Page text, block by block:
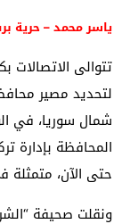
ياسر محمد – حرية
تتوالى الاتصالات
لتحديد مصير
شمال سوريا، في
المحافظة بإدارة
حتى الآن،
ونقلت صحيفة